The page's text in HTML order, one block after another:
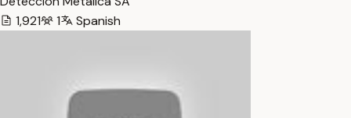
1,921
1 Spanish